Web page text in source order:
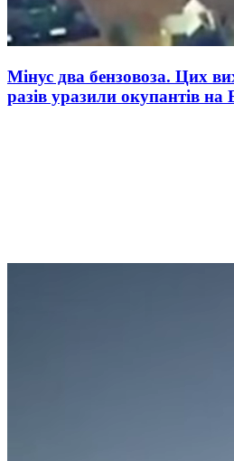
Мінус два бензовоза. Цих
разів уразили окупантів на